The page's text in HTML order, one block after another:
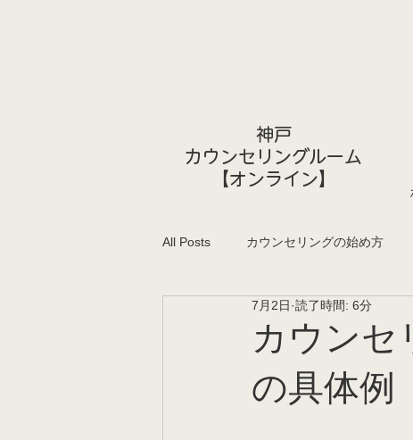
神戸
カウンセリングルーム
​【オンライン】
All Posts カウンセリングの始め方
カウン
の具体例
7月2日 読了時間: 6分